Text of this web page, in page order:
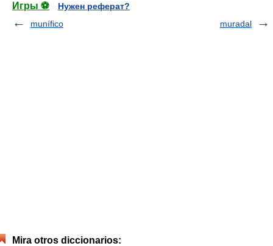
Игры ⚽
Нужен реферат?
munífico
muradal
Mira otros diccionarios: